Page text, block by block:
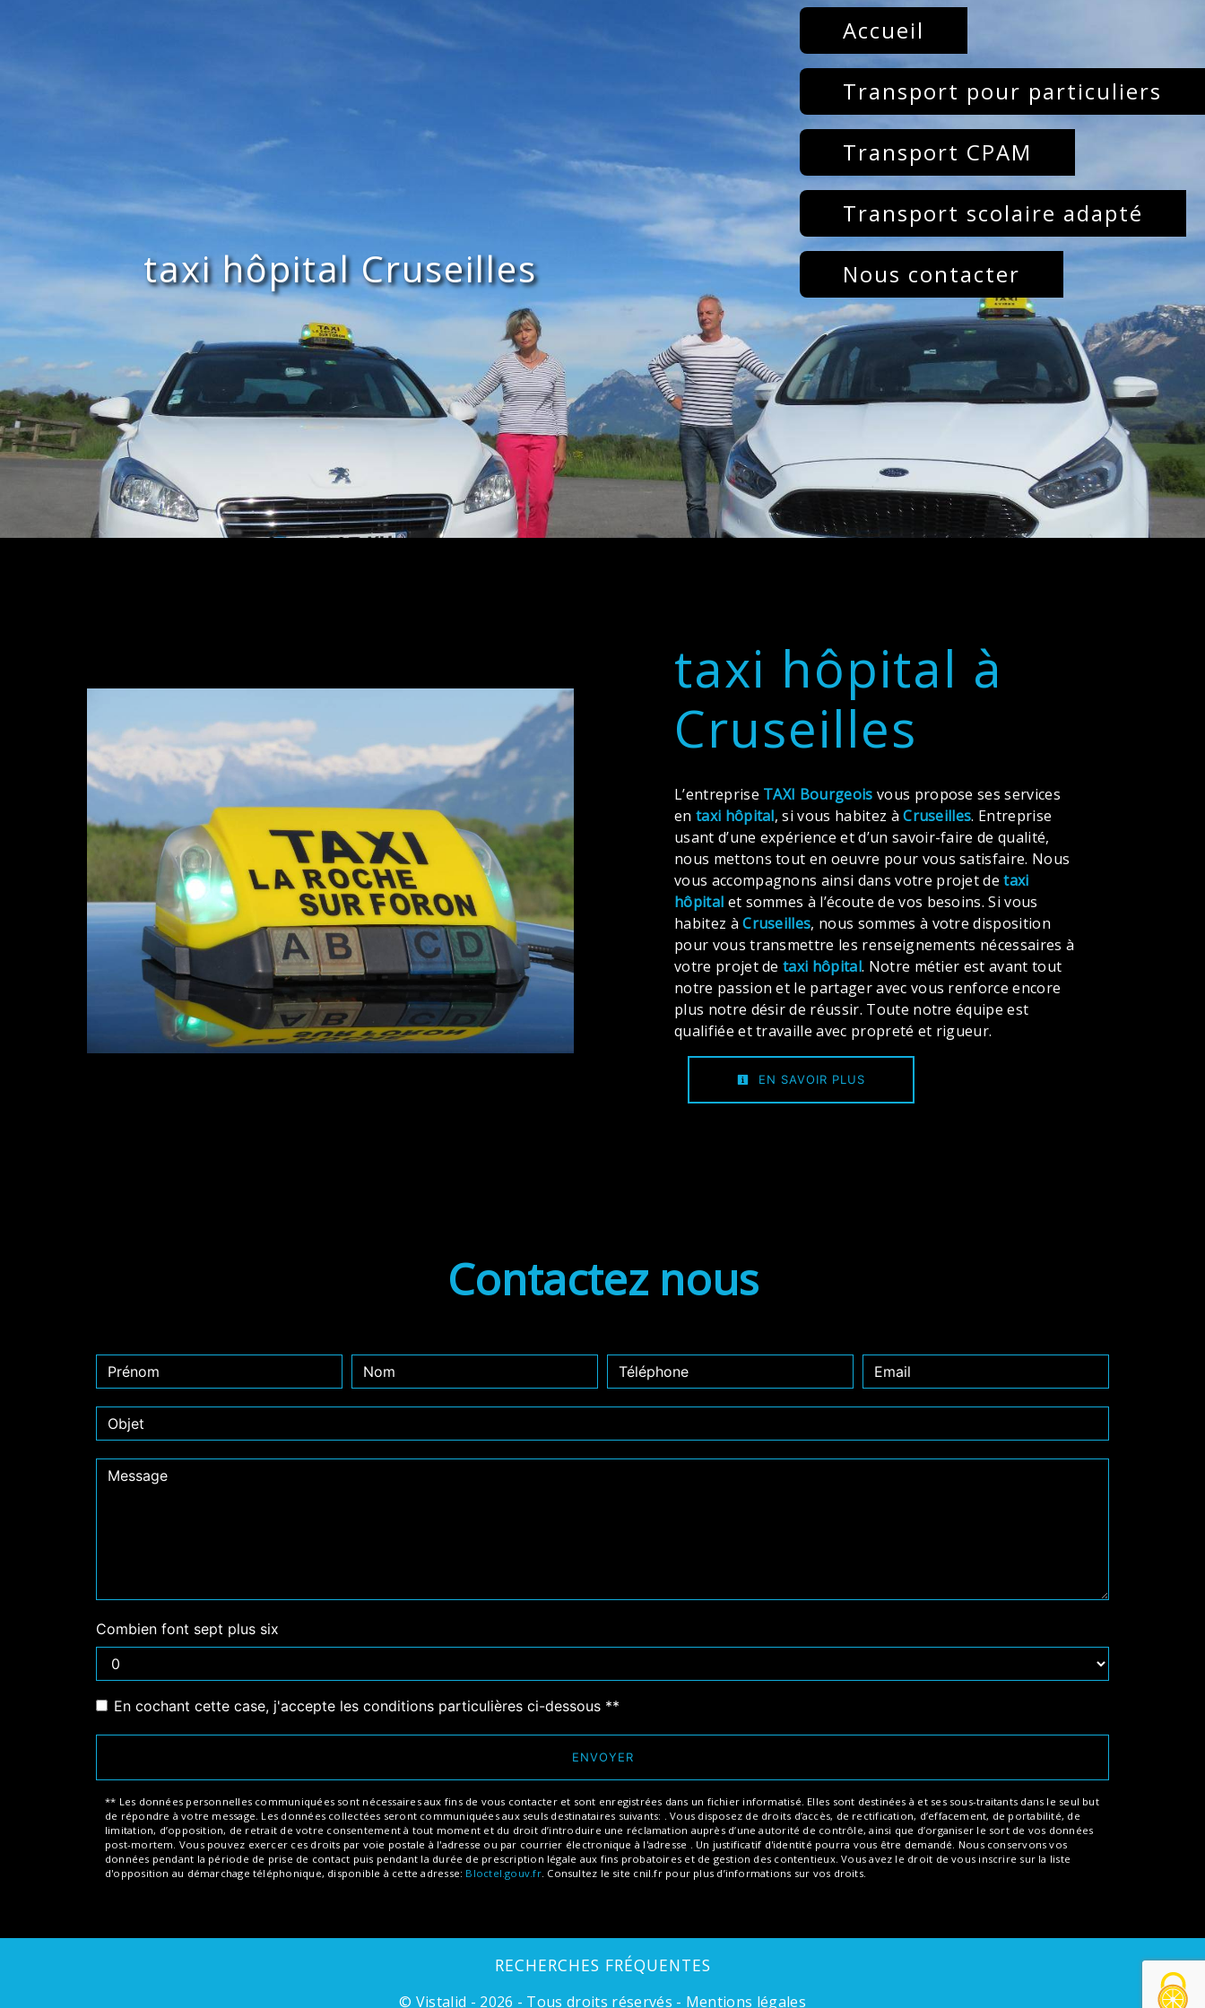
Accueil
Transport pour particuliers
Transport CPAM
Transport scolaire adapté
Nous contacter
taxi hôpital Cruseilles
taxi hôpital à
Cruseilles
L’entreprise TAXI Bourgeois vous propose ses services
en taxi hôpital, si vous habitez àCruseilles. Entreprise
usant d’une expérience et d’un savoir-faire de qualité,
nous mettons tout en oeuvre pour vous satisfaire. Nous
vous accompagnons ainsi dans votre projet detaxi
hôpital et sommes à l’écoute de vos besoins. Si vous
habitez àCruseilles, nous sommes à votre disposition
pour vous transmettre les renseignements nécessaires à
votre projet detaxi hôpital. Notre métier est avant tout
notre passion et le partager avec vous renforce encore
plus notre désir de réussir. Toute notre équipe est
qualifiée et travaille avec propreté et rigueur.
EN SAVOIR PLUS
Contactez nous
Combien font sept plus six
En cochant cette case, j'accepte les conditions particulières ci-dessous **
ENVOYER
** Les données personnelles communiquées sont nécessaires aux fins de vous contacter et sont enregistrées dans un fichier informatisé. Elles sont destinées à et ses sous-traitants dans le seul but
de répondre à votre message. Les données collectées seront communiquées aux seuls destinataires suivants: . Vous disposez de droits d’accès, de rectification, d’effacement, de portabilité, de
limitation, d’opposition, de retrait de votre consentement à tout moment et du droit d’introduire une réclamation auprès d’une autorité de contrôle, ainsi que d’organiser le sort de vos données
post-mortem. Vous pouvez exercer ces droits par voie postale à l'adresse ou par courrier électronique à l'adresse . Un justificatif d'identité pourra vous être demandé. Nous conservons vos
données pendant la période de prise de contact puis pendant la durée de prescription légale aux fins probatoires et de gestion des contentieux. Vous avez le droit de vous inscrire sur la liste
d'opposition au démarchage téléphonique, disponible à cette adresse: Bloctel.gouv.fr. Consultez le site cnil.fr pour plus d’informations sur vos droits.
RECHERCHES FRÉQUENTES
© Vistalid - 2026 - Tous droits réservés - Mentions légales